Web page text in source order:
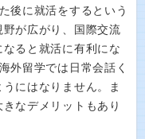
後に就活をするという
が広がり、国際交流
ると就活に有利にな
外留学では日常会話く
にはなりません。ま
なデメリットもあり